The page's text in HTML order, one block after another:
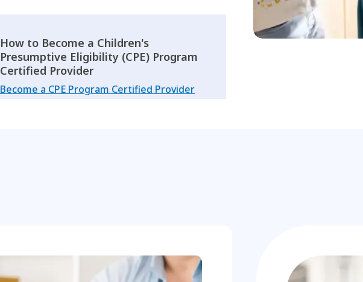
How to Become a Children's
Presumptive Eligibility (CPE) Program
Certified Provider
Become a CPE Program Certified Provider